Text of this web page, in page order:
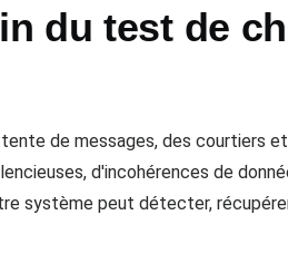
du test de
de messages, des courtiers
d'incohérences de
système peut détecter,